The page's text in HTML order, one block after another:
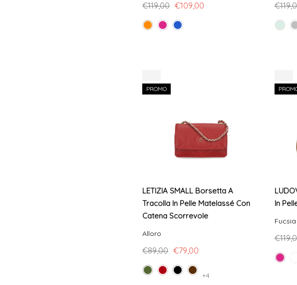
€119,00 €109,00
PROMO
LETIZIA SMALL Borsetta A
Tracolla In Pelle Matelassé Con
Catena Scorrevole
Alloro
€89,00 €79,00
+4
In
Fucsia